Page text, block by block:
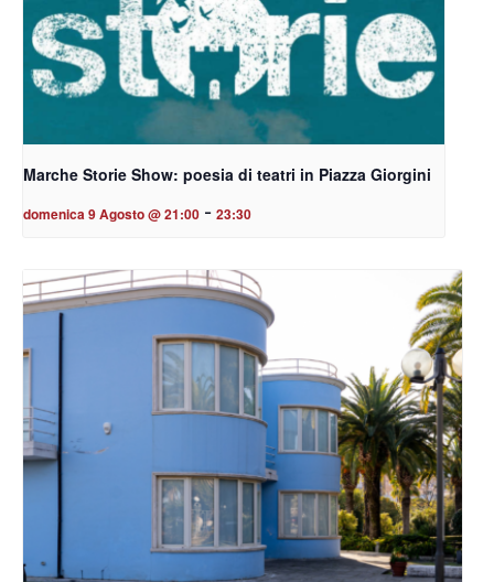
Marche Storie Show: poesia di teatri in Piazza Giorgini
domenica 9 Agosto @ 21:00 - 23:30